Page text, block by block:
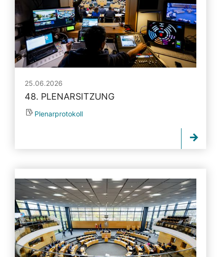
25.06.2026
48. PLENARSITZUNG
Plenarprotokoll